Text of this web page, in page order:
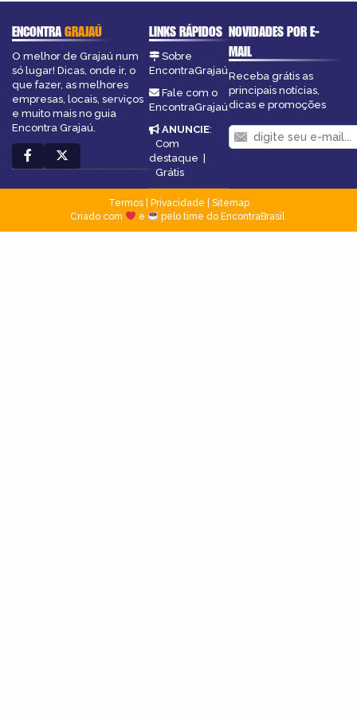
ENCONTRAGRAJAÚ
O melhor de Grajaú num
só lugar! Dicas, onde ir, o
que fazer, as melhores
empresas, locais, serviços
e muito mais no guia
Encontra Grajaú.
LINKS RÁPIDOS
Sobre
EncontraGrajaú
Fale com o
EncontraGrajaú
ANUNCIE:
Com
destaque |
Grátis
NOVIDADES POR E-
MAIL
Receba grátis as
principais notícias,
dicas e promoções
Termos| Privacidade
Sitemap
Criado com
e pelo time do EncontraBrasil